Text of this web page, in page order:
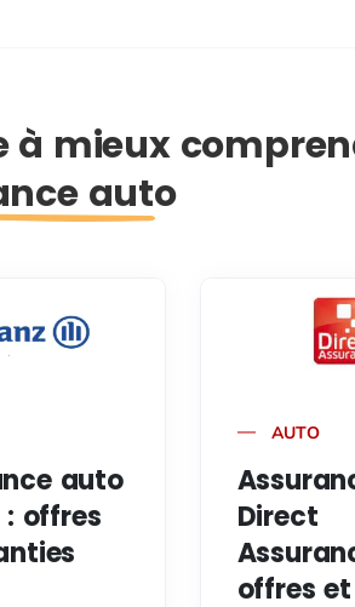
à mieux
auto
auto
offres
AUTO
Direct
offres et